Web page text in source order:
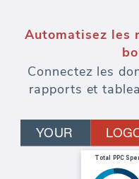
Automatisez les
Connectez les
rapports et